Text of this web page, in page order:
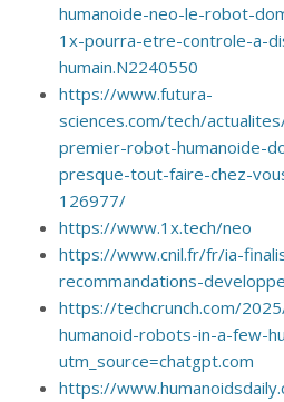
humanoide-neo-le-robot-
1x-pourra-etre-controle-a-
humain.N2240550
https://www.futura-
sciences.com/tech/
premier-robot-humanoide-
presque-tout-faire-chez-
126977/
https://www.1x.tech/neo
https://www.cnil.fr/fr/ia-
recommandations-
https://techcrunch.com/
humanoid-robots-in-a-few-
utm_source=chatgpt.com
https://